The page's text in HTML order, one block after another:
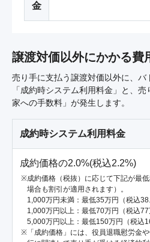
金
譲渡対価以外にかかる費
売り手に支払う譲渡対価以外に、バ
「成約時システム利用料金」と、
家への手数料」が発生します。
成約時システム利用料金
成約価格の2.0%(税込2.2%)
成約価格（税抜）に応じて下記が最
場合も割引が適用されます）。
1,000万円未満：最低35万円（税込
1,000万円以上：最低70万円（税込77
5,000万円以上：最低150万円（税込
「成約価格」には、役員退職慰労金